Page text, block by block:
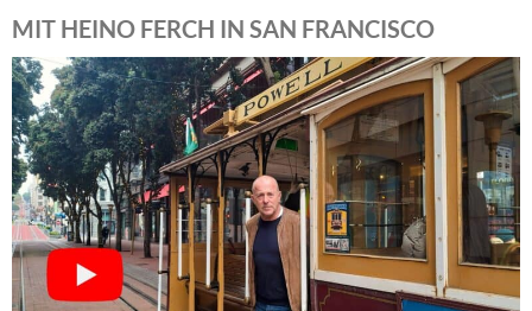
MIT HEINO FERCH IN SAN FRANCISCO